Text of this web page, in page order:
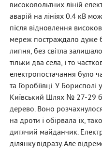
високовольтних ліній
аварій на лініях 0.4 кВ
після відновлення
мереж постраждало дуже
липня, без світла
тільки два села, і то
електропостачання було
та Горобіївці. У Борисполі
Київський Шлях № 27-29
дерево. Воно
на дроти і обірвала їх,
дитячий майданчик.
ділянку відразу. Але